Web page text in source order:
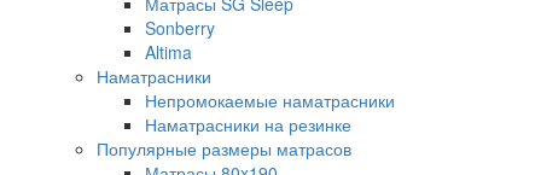
Sonberry
Altima
Наматрасники
Непромокаемые наматрасники
Наматрасники на резинке
Популярные размеры матрасов